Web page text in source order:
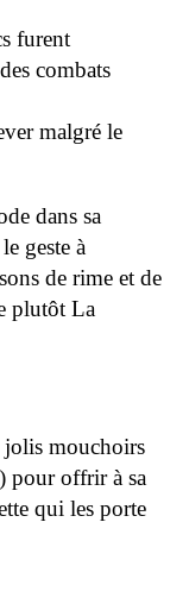
furent
combats
malgré le
dans sa
geste à
de rime et de
plutôt La
jolis mouchoirs
pour offrir à sa
qui les porte